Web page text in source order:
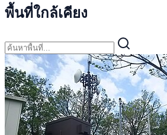
พื้นที่ใกล้เคียง